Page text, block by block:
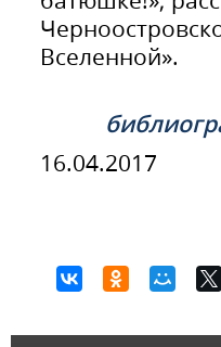
Вселенной».
16.04.2017